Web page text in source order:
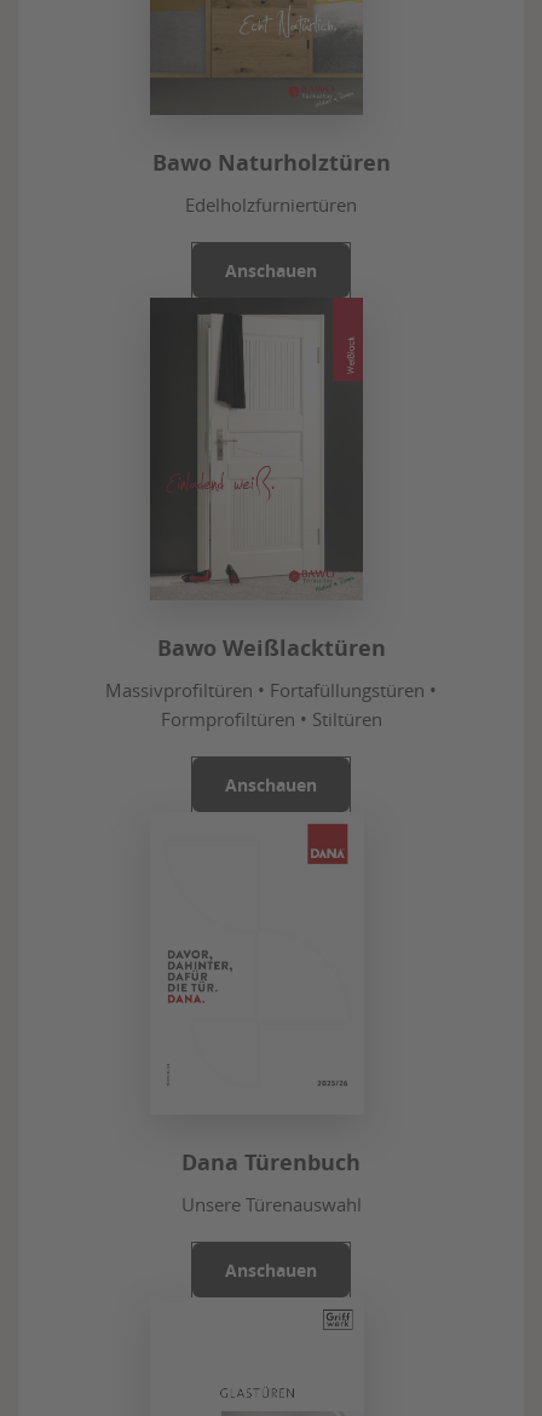
Bawo Naturholztüren
Edelholzfurniertüren
Anschauen
Bawo Weißlacktüren
Massivprofiltüren • Fortafüllungstüren •
Formprofiltüren • Stiltüren
Anschauen
Dana Türenbuch
Unsere Türenauswahl
Anschauen